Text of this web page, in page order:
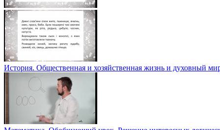
История. Общественная и хозяйственная жизнь и духовный